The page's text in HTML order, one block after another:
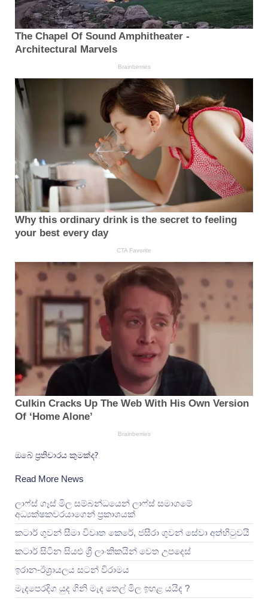
ඔබේ ප්‍රතිචාරය කුමක්ද?
Read More News
ලාෆ්ස් ගෑස් මිල සම්බන්ධයෙන් ලාෆ්ස් සමාගමේ
අධ්‍යක්ෂකවරයාගෙන් ප්‍රකාශයක්
කටාර් ගුවන් සීමා විවෘත කෙරේ, ජසීරා ගුවන් සේවා අත්හි‍ටුවයි
කටාර් සිටින සියළු ශ්‍රී ලාංකිකයින් වෙත උපදෙස්
ඉරාන-ඊශ්‍රායලය සටන් විරාමය
මැදපෙරදිග යුද ගිනි මැද තෙල් මිල ඉහළ යයිද ?